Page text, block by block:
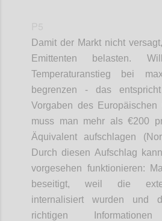
Damit der Markt nicht
Emittenten belasten.
Temperaturanstieg bei
begrenzen - das
Vorgaben des
muss man mehr als €200
Äquivalent aufschlagen
Durch diesen Aufschlag
vorgesehen funktionieren:
beseitigt, weil die
internalisiert wurden und
richtigen